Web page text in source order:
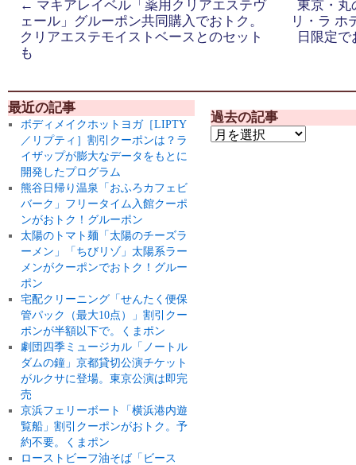
← マキアレイベル「薬用クリアエステヴ
ェール」グルーポン共同購入でおトク。
クリアエステモイストベースとのセット
も
東京・丸
リ・ラ ホ
日限定
最近の記事
ボディメイクホットヨガ［LIPTY
／リプティ］割引クーポンは？ラ
イザップが膨大なデータをもとに
開発したプログラム
熊谷日帰り温泉「おふろカフェビ
バーク」フリータイム入館クーポ
ンがおトク！グルーポン
太陽のトマト麺「太陽のチーズラ
ーメン」「ちびリゾ」太陽系ラー
メンがクーポンでおトク！グルー
ポン
宅配クリーニング「せんたく便保
管パック（最大10点）」割引クー
ポンが半額以下で。くまポン
劇団四季ミュージカル「ノートル
ダムの鐘」京都貸切公演チケット
がルクサに登場。東京公演は即完
売
京浜フェリーボート「横浜港内遊
覧船」割引クーポンがおトク。予
約不要。くまポン
ローストビーフ油そば「ビース
過去の記事